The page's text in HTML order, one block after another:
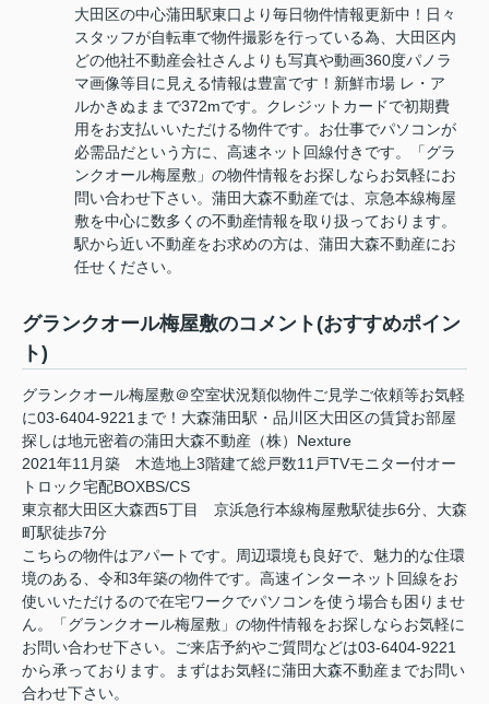
大田区の中心蒲田駅東口より毎日物件情報更新中！日々
スタッフが自転車で物件撮影を行っている為、大田区内
どの他社不動産会社さんよりも写真や動画360度パノラ
マ画像等目に見える情報は豊富です！新鮮市場 レ・ア
ルかきぬままで372mです。クレジットカードで初期費
用をお支払いいただける物件です。お仕事でパソコンが
必需品だという方に、高速ネット回線付きです。「グラ
ンクオール梅屋敷」の物件情報をお探しならお気軽にお
問い合わせ下さい。蒲田大森不動産では、京急本線梅屋
敷を中心に数多くの不動産情報を取り扱っております。
駅から近い不動産をお求めの方は、蒲田大森不動産にお
任せください。
グランクオール梅屋敷のコメント(おすすめポイン
ト)
グランクオール梅屋敷＠空室状況類似物件ご見学ご依頼等お気軽
に03-6404-9221まで！大森蒲田駅・品川区大田区の賃貸お部屋
探しは地元密着の蒲田大森不動産（株）Nexture
2021年11月築 木造地上3階建て総戸数11戸TVモニター付オー
トロック宅配BOXBS/CS
東京都大田区大森西5丁目 京浜急行本線梅屋敷駅徒歩6分、大森
町駅徒歩7分
こちらの物件はアパートです。周辺環境も良好で、魅力的な住環
境のある、令和3年築の物件です。高速インターネット回線をお
使いいただけるので在宅ワークでパソコンを使う場合も困りませ
ん。「グランクオール梅屋敷」の物件情報をお探しならお気軽に
お問い合わせ下さい。ご来店予約やご質問などは03-6404-9221
から承っております。まずはお気軽に蒲田大森不動産までお問い
合わせ下さい。